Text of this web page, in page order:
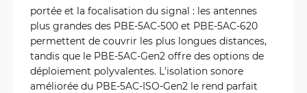
portée et la focalisation du signal : les antennes
plus grandes des PBE-5AC-500 et PBE-5AC-620
permettent de couvrir les plus longues distances,
tandis que le PBE-5AC-Gen2 offre des options de
déploiement polyvalentes. L'isolation sonore
améliorée du PBE-5AC-ISO-Gen2 le rend parfait